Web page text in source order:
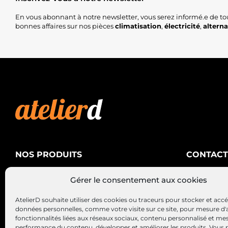
Gérer le consentement aux cookies
AtelierD souhaite utiliser des cookies ou traceurs pour stocker et
données personnelles, comme votre visite sur ce site, pour mesure
fonctionnalités liées aux réseaux sociaux, contenu personnalisé et
En vous abonnant à notre newsletter, vous serez informé.e de
bonnes affaires sur nos piècesclimatisation, électricité,
NOS PRODUITS
Alternateurs – Démarreurs
CONTACT
AtelierD
88200
03 29 22 34